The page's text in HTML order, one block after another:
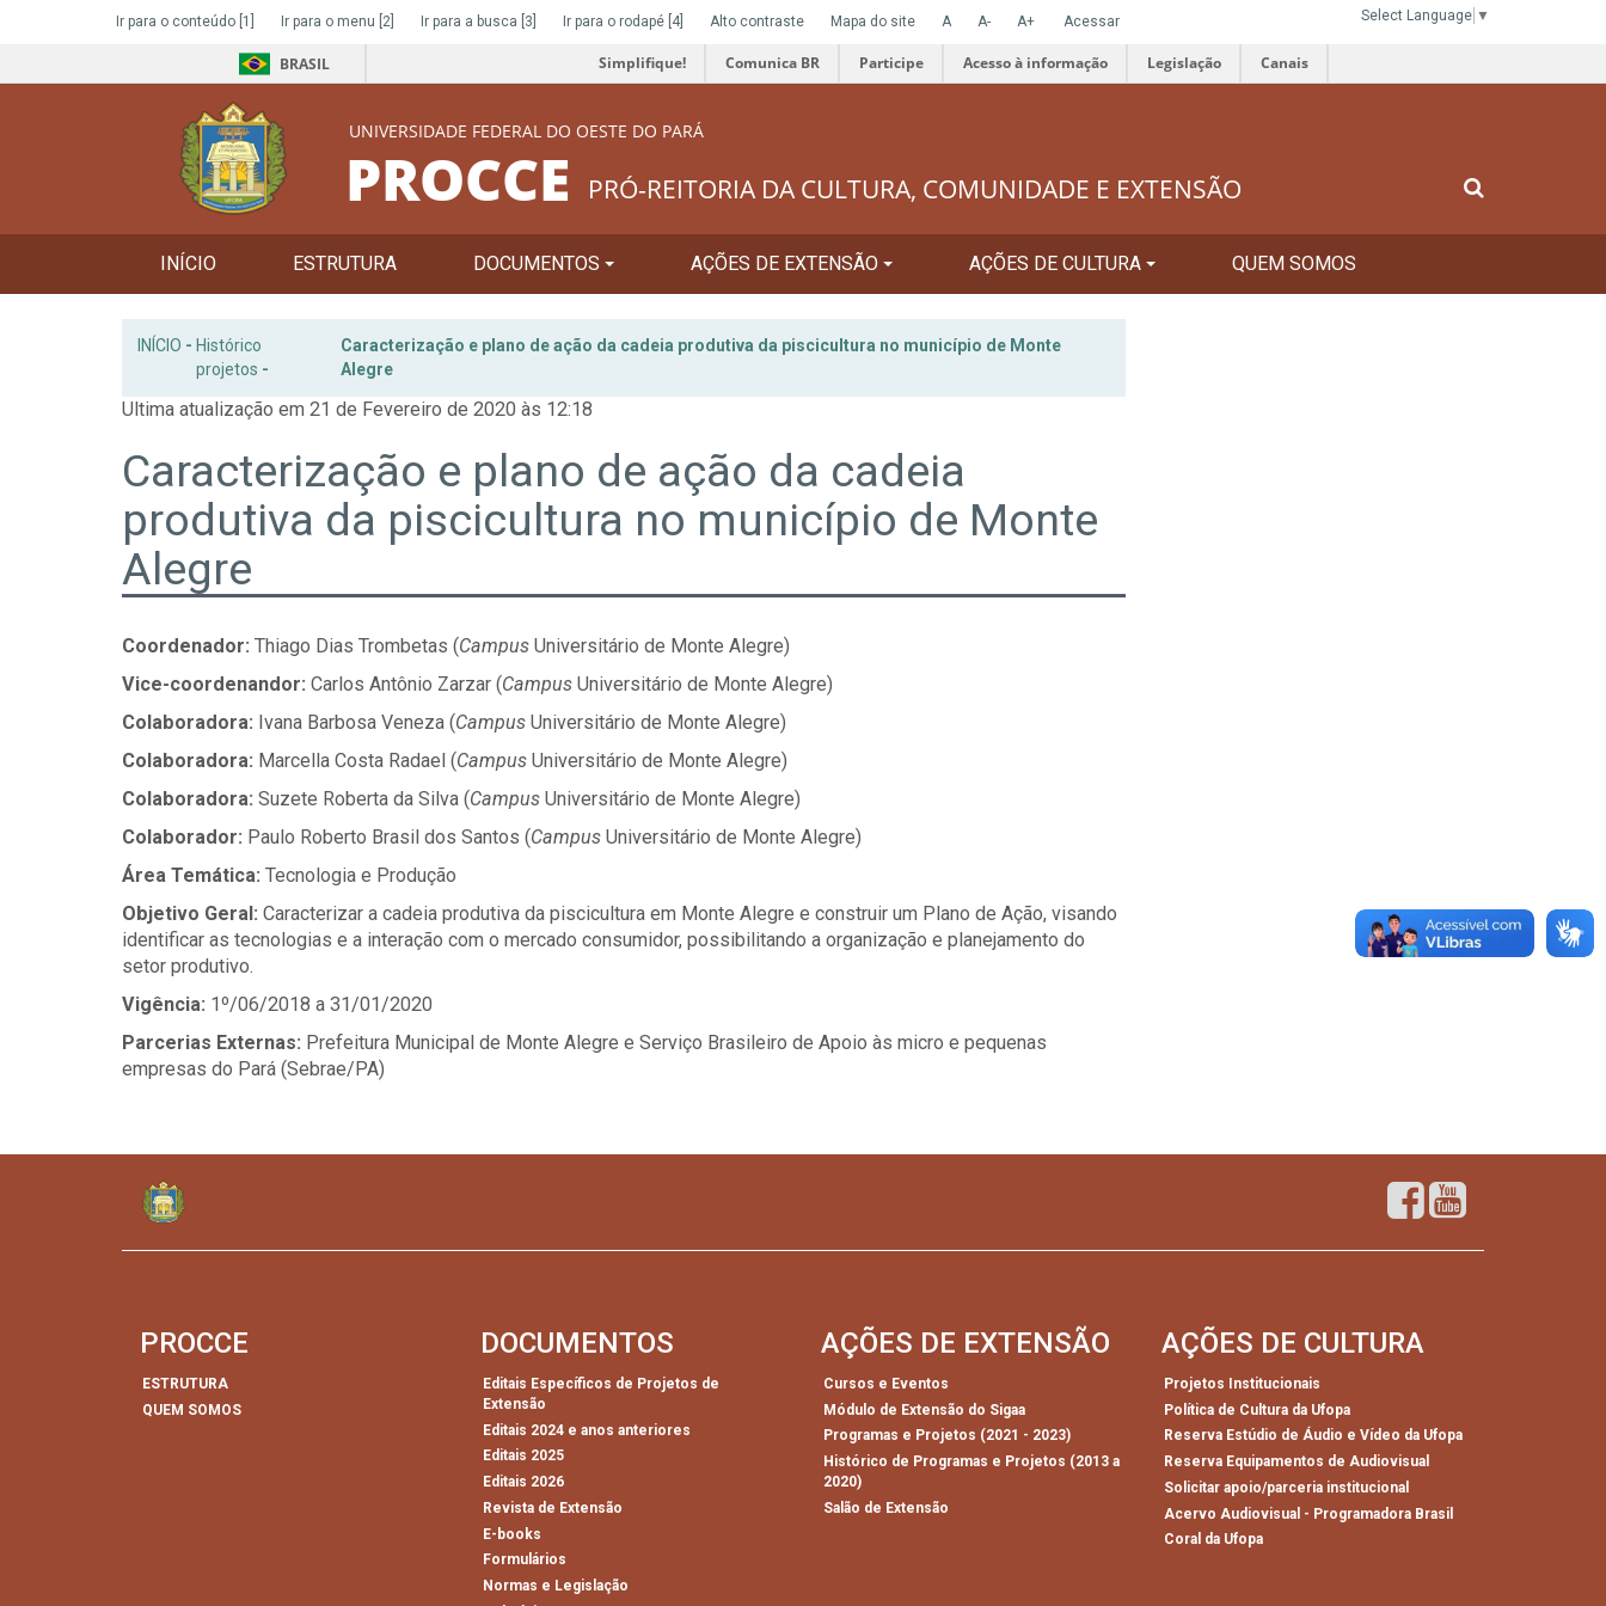
Ir para o conteúdo [1] Ir para o menu [2] Ir para a busca [3] Ir para o rodapé [4] Alto contraste Mapa do site A A- A+ Acessar Select Language ▼
BRASIL Simplifique! Comunica BR Participe Acesso à informação Legislação Canais
UNIVERSIDADE FEDERAL DO OESTE DO PARÁ
PROCCE PRÓ-REITORIA DA CULTURA, COMUNIDADE E EXTENSÃO
INÍCIO ESTRUTURA DOCUMENTOS AÇÕES DE EXTENSÃO AÇÕES DE CULTURA QUEM SOMOS
INÍCIO - Histórico
projetos -
Caracterização e plano de ação da cadeia produtiva da piscicultura no município de Monte
Alegre
Ultima atualização em 21 de Fevereiro de 2020 às 12:18
Caracterização e plano de ação da cadeia
produtiva da piscicultura no município de Monte
Alegre
Coordenador: Thiago Dias Trombetas (Campus Universitário de Monte Alegre)
Vice-coordenandor: Carlos Antônio Zarzar (Campus Universitário de Monte Alegre)
Colaboradora: Ivana Barbosa Veneza (Campus Universitário de Monte Alegre)
Colaboradora: Marcella Costa Radael (Campus Universitário de Monte Alegre)
Colaboradora: Suzete Roberta da Silva (Campus Universitário de Monte Alegre)
Colaborador: Paulo Roberto Brasil dos Santos (Campus Universitário de Monte Alegre)
Área Temática: Tecnologia e Produção
Objetivo Geral: Caracterizar a cadeia produtiva da piscicultura em Monte Alegre e construir um Plano de Ação, visando
identificar as tecnologias e a interação com o mercado consumidor, possibilitando a organização e planejamento do
setor produtivo.
Vigência: 1º/06/2018 a 31/01/2020
Parcerias Externas: Prefeitura Municipal de Monte Alegre e Serviço Brasileiro de Apoio às micro e pequenas
empresas do Pará (Sebrae/PA)
PROCCE
ESTRUTURA
QUEM SOMOS
DOCUMENTOS
Editais Específicos de Projetos de
Extensão
Editais 2024 e anos anteriores
Editais 2025
Editais 2026
Revista de Extensão
E-books
Formulários
Normas e Legislação
AÇÕES DE EXTENSÃO
Cursos e Eventos
Módulo de Extensão do Sigaa
Programas e Projetos (2021 - 2023)
Histórico de Programas e Projetos (2013 a
2020)
Salão de Extensão
AÇÕES DE CULTURA
Projetos Institucionais
Política de Cultura da Ufopa
Reserva Estúdio de Áudio e Vídeo da Ufopa
Reserva Equipamentos de Audiovisual
Solicitar apoio/parceria institucional
Acervo Audiovisual - Programadora Brasil
Coral da Ufopa